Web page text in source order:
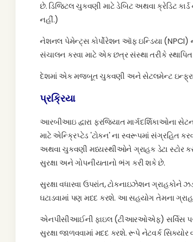
છે. ડિજિટલ ચુકવણી માટે ડેબિટ અથવા ક્રેડિટ
નહીં.)
નેશનલ પેમેન્ટ્સ કોર્પોરેશન ઑફ ઇન્ડિયા
સંચાલન કરવા માટે એક છત્ર સંસ્થા તરીકે
દેશમાં એક મજબૂત ચુકવણી અને સેટલમેન્ટ
પ્રક્રિયા
આરબીઆઇ દ્વારા ફરજિયાત માર્ગદર્શિકાઓના
માટે એન્ક્રિપ્ટેડ 'ટોકન' ના સ્વરૂપમાં સંગ્રહિત
અથવા ચુકવણી મધ્યસ્થીઓને ગ્રાહક ડેટા સ્ટોર
સુરક્ષા અને ગોપનીયતાનો ભંગ કરી શકે છે.
સુરક્ષા વધારવા ઉપરાંત, ટોકનાઇઝેશન
ઘટાડવામાં પણ મદદ કરશે. આ સહયોગ તેમના
એનપીસીઆઈની ફાઇલ (ટીઆરઓએફ) સર્વિસ પર
સુરક્ષા જાળવવામાં મદદ કરશે. રૂપે નેટવર્ક